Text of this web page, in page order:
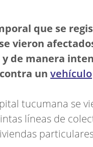
que se
vieron
de manera
un vehículo
tucumana se
líneas de